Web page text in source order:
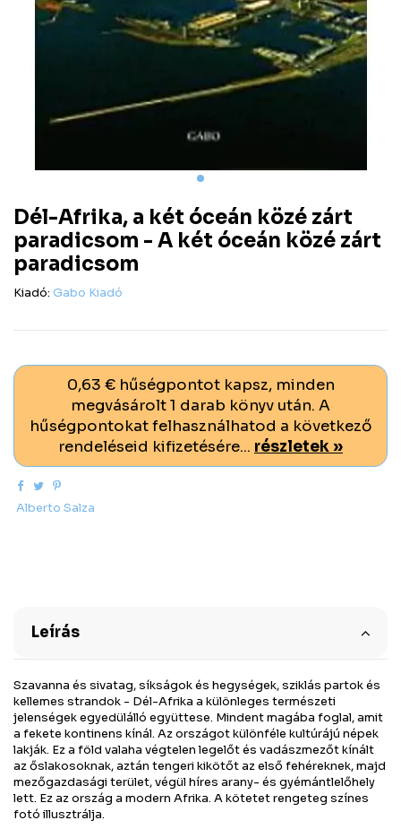
Dél-Afrika, a két óceán közé zárt
paradicsom - A két óceán közé zárt
paradicsom
Kiadó: Gabo Kiadó
0,63 € hűségpontot kapsz, minden
megvásárolt 1 darab könyv után. A
hűségpontokat felhasználhatod a következő
rendeléseid kifizetésére... részletek »
Alberto Salza
Leírás
Szavanna és sivatag, síkságok és hegységek, sziklás partok és
kellemes strandok - Dél-Afrika a különleges természeti
jelenségek egyedülálló együttese. Mindent magába foglal, amit
a fekete kontinens kínál. Az országot különféle kultúrájú népek
lakják. Ez a föld valaha végtelen legelőt és vadászmezőt kínált
az őslakosoknak, aztán tengeri kikötőt az első fehéreknek, majd
mezőgazdasági terület, végül híres arany- és gyémántlelőhely
lett. Ez az ország a modern Afrika. A kötetet rengeteg színes
fotó illusztrálja.